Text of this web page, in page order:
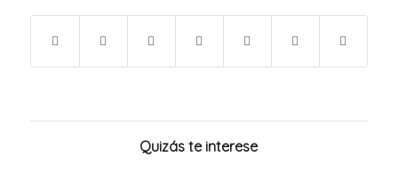
Quizás te interese